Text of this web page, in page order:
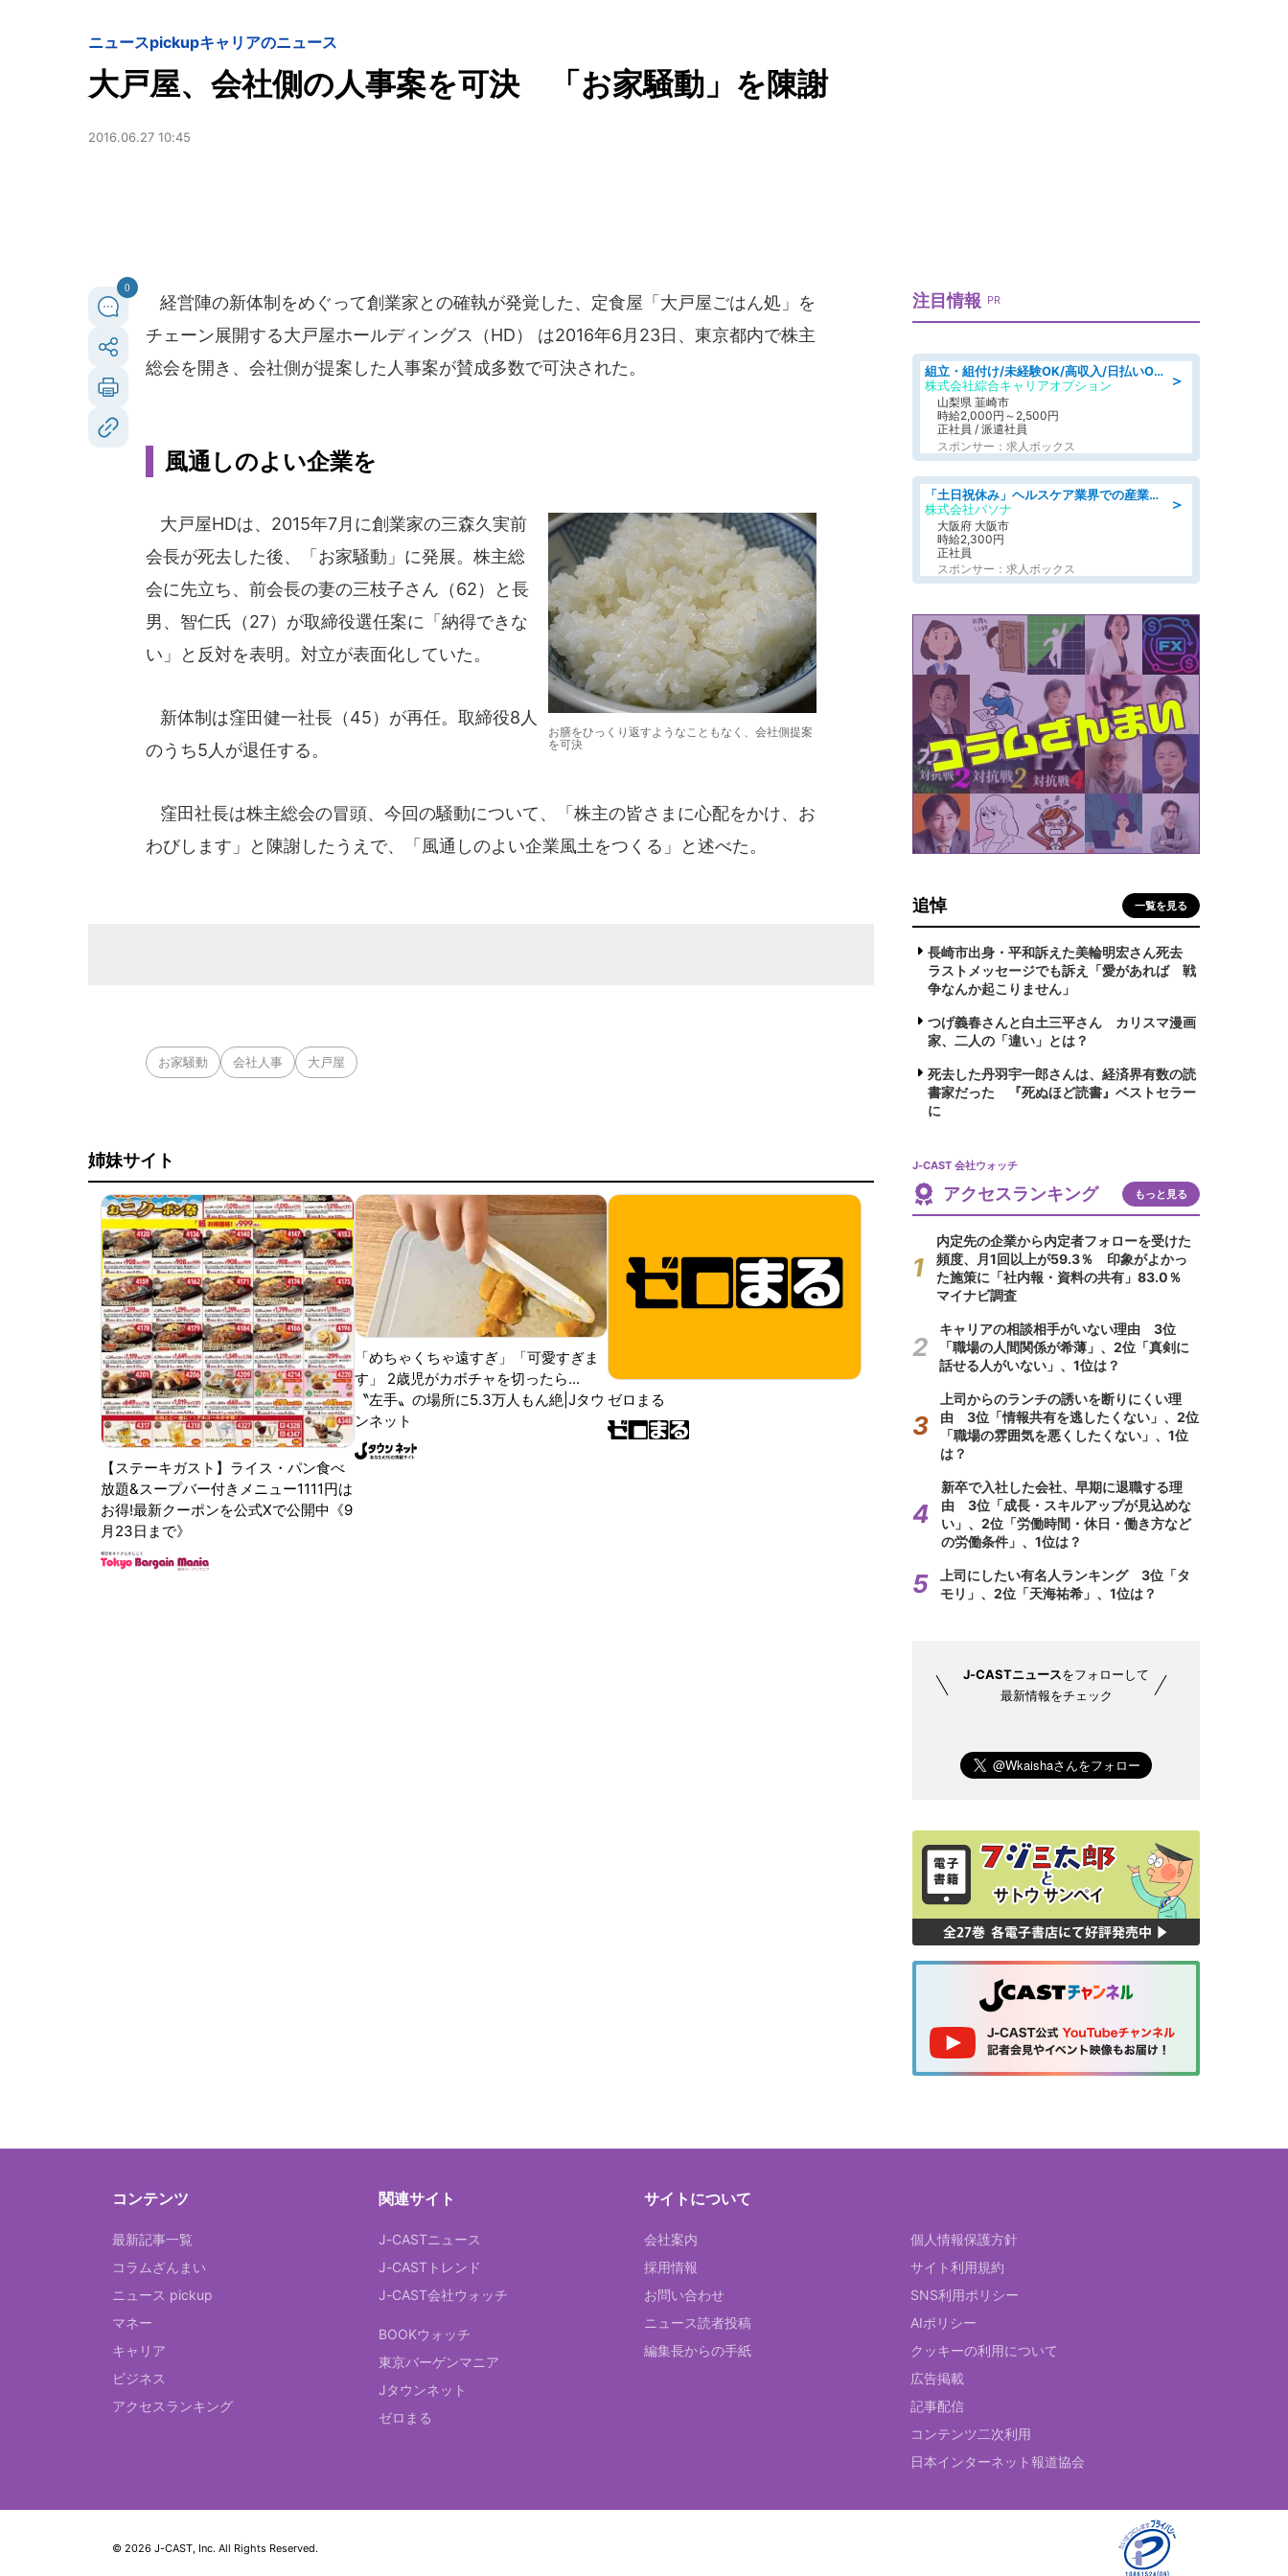
ニュースpickupキャリアのニュース
大戸屋、会社側の人事案を可決 「お家騒動」を陳謝
2016.06.27 10:45
0
経営陣の新体制をめぐって創業家との確執が発覚した、定食屋「大戸屋ごはん処」を
チェーン展開する大戸屋ホールディングス（HD） は2016年6月23日、東京都内で株主
総会を開き、会社側が提案した人事案が賛成多数で可決された。
風通しのよい企業を
お膳をひっくり返すようなこともなく、会社側提案
を可決
大戸屋HDは、2015年7月に創業家の三森久実前
会長が死去した後、「お家騒動」に発展。株主総
会に先立ち、前会長の妻の三枝子さん（62）と長
男、智仁氏（27）が取締役選任案に「納得できな
い」と反対を表明。対立が表面化していた。
新体制は窪田健一社長（45）が再任。取締役8人
のうち5人が退任する。
窪田社長は株主総会の冒頭、今回の騒動について、「株主の皆さまに心配をかけ、お
わびします」と陳謝したうえで、「風通しのよい企業風土をつくる」と述べた。
お家騒動 会社人事 大戸屋
姉妹サイト
【ステーキガスト】ライス・パン食べ
放題&スープバー付きメニュー1111円は
お得!最新クーポンを公式Xで公開中《9
月23日まで》
「めちゃくちゃ遠すぎ」「可愛すぎま
す」 2歳児がカボチャを切ったら...
〝左手〟の場所に5.3万人もん絶|Jタウ
ンネット
ゼロまる
注目情報 PR
＞
組立・組付け/未経験OK/高収入/日払いOK/寮費無料/日勤
株式会社綜合キャリアオプション
山梨県 韮崎市
時給2,000円～2,500円
正社員 / 派遣社員
スポンサー：求人ボックス
＞
「土日祝休み」ヘルスケア業界での産業保健師業務/看護師/高時給/要資格:正看護師
株式会社パソナ
大阪府 大阪市
時給2,300円
正社員
スポンサー：求人ボックス
追悼 一覧を見る
長崎市出身・平和訴えた美輪明宏さん死去
ラストメッセージでも訴え「愛があれば 戦
争なんか起こりません」
つげ義春さんと白土三平さん カリスマ漫画
家、二人の「違い」とは？
死去した丹羽宇一郎さんは、経済界有数の読
書家だった 『死ぬほど読書』ベストセラー
に
J-CAST 会社ウォッチ
アクセスランキング もっと見る
内定先の企業から内定者フォローを受けた
頻度、月1回以上が59.3％ 印象がよかっ
た施策に「社内報・資料の共有」83.0％
マイナビ調査
キャリアの相談相手がいない理由 3位
「職場の人間関係が希薄」、2位「真剣に
話せる人がいない」、1位は？
上司からのランチの誘いを断りにくい理
由 3位「情報共有を逃したくない」、2位
「職場の雰囲気を悪くしたくない」、1位
は？
新卒で入社した会社、早期に退職する理
由 3位「成長・スキルアップが見込めな
い」、2位「労働時間・休日・働き方など
の労働条件」、1位は？
上司にしたい有名人ランキング 3位「タ
モリ」、2位「天海祐希」、1位は？
J-CASTニュースをフォローして
最新情報をチェック
コンテンツ
最新記事一覧
コラムざんまい
ニュース pickup
マネー
キャリア
ビジネス
アクセスランキング
関連サイト
J-CASTニュース
J-CASTトレンド
J-CAST会社ウォッチ
BOOKウォッチ
東京バーゲンマニア
Jタウンネット
ゼロまる
サイトについて
会社案内
採用情報
お問い合わせ
ニュース読者投稿
編集長からの手紙
個人情報保護方針
サイト利用規約
SNS利用ポリシー
AIポリシー
クッキーの利用について
広告掲載
記事配信
コンテンツ二次利用
日本インターネット報道協会
© 2026 J-CAST, Inc. All Rights Reserved.